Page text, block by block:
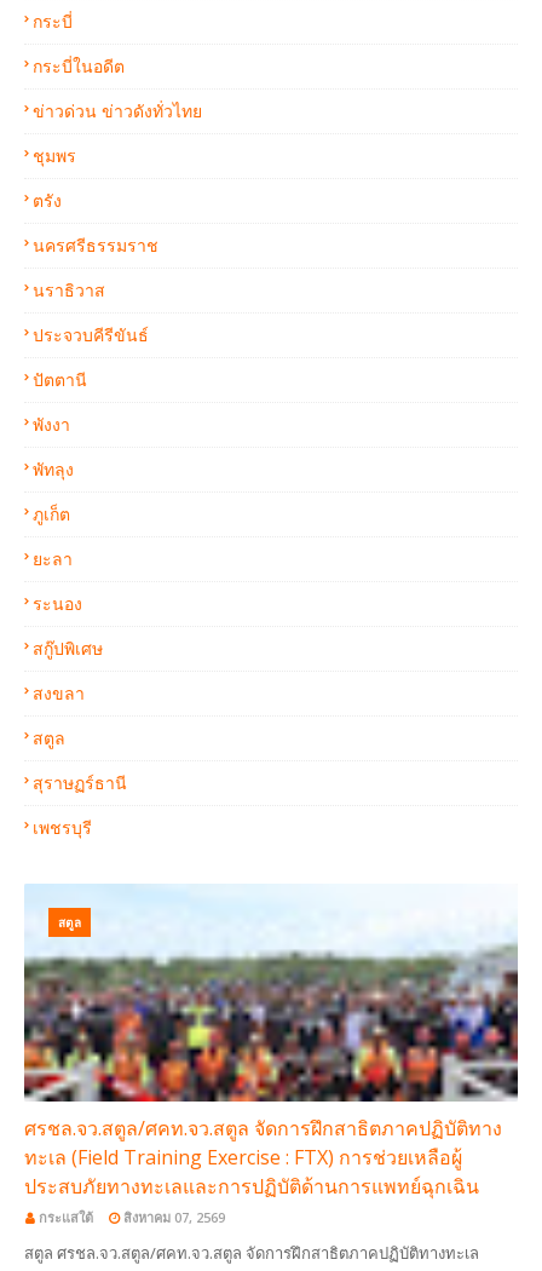
กระบี่
กระบี่ในอดีต
ข่าวด่วน ข่าวดังทั่วไทย
ชุมพร
ตรัง
นครศรีธรรมราช
นราธิวาส
ประจวบคีรีขันธ์
ปัตตานี
พังงา
พัทลุง
ภูเก็ต
ยะลา
ระนอง
สกู๊ปพิเศษ
สงขลา
สตูล
สุราษฏร์ธานี
เพชรบุรี
สตูล
ศรชล.จว.สตูล/ศคท.จว.สตูล จัดการฝึกสาธิตภาคปฏิบัติทาง
ทะเล (Field Training Exercise : FTX) การช่วยเหลือผู้
ประสบภัยทางทะเลและการปฏิบัติด้านการแพทย์ฉุกเฉิน
กระแสใต้ สิงหาคม 07, 2569
สตูล ศรชล.จว.สตูล/ศคท.จว.สตูล จัดการฝึกสาธิตภาคปฏิบัติทางทะเล